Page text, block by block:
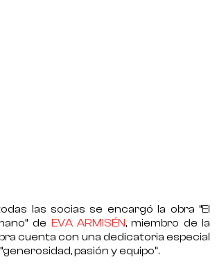
las socias se encargó la obra “El
” de EVA ARMISÉN, miembro de la
cuenta con una dedicatoria especial
generosidad, pasión y equipo”.